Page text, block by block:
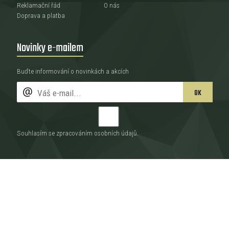
Reklamační řád
Doprava a platba
O nás
Novinky e-mailem
Buďte informování o novinkách a akcích
OK
Souhlasím se zpracováním osobních údajů.